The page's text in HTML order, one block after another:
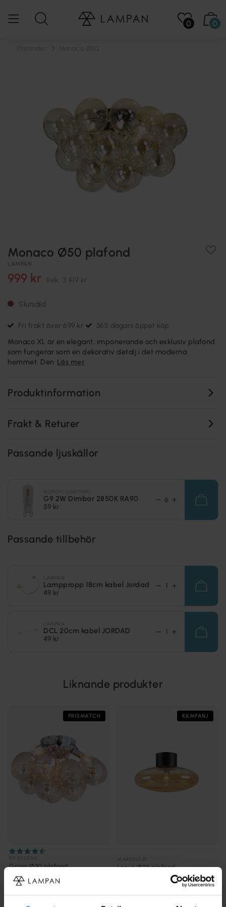
0 0
Monaco Ø50 plafond
LAMPAN
999 kr Rek. 3 419 kr
Slutsåld
Fri frakt över 699 kr 365 dagars öppet köp
Monaco XL är en elegant, imponerande och exklusiv plafond
som fungerar som en dekorativ detalj i det moderna
hemmet. Den Läs mer
Produktinformation
Frakt & Returer
Passande ljuskällor
G9 2W Dimbar 2850K RA90
59 kr
Passande tillbehör
Lamppropp 18cm kabel Jordad
49 kr
DCL 20cm kabel JORDAD
49 kr
Liknande produkter
PRISMATCH
Gross Ø30 plafond
1 183 kr
Rek. 1 995 kr
KAMPANJ
Locus Ø28 plafond